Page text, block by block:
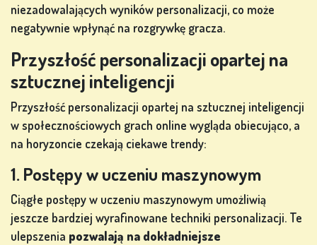
niezadowalających wyników personalizacji, co może
negatywnie wpłynąć na rozgrywkę gracza.
Przyszłość personalizacji opartej na
sztucznej inteligencji
Przyszłość personalizacji opartej na sztucznej inteligencji
w społecznościowych grach online wygląda obiecująco, a
na horyzoncie czekają ciekawe trendy:
1. Postępy w uczeniu maszynowym
Ciągłe postępy w uczeniu maszynowym umożliwią
jeszcze bardziej wyrafinowane techniki personalizacji. Te
ulepszenia pozwalają na dokładniejsze